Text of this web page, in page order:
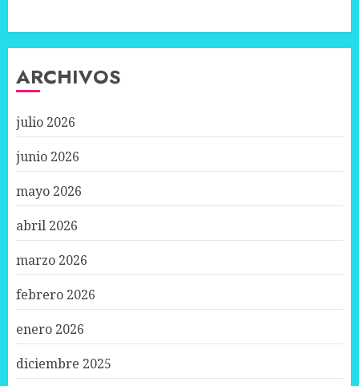
ARCHIVOS
julio 2026
junio 2026
mayo 2026
abril 2026
marzo 2026
febrero 2026
enero 2026
diciembre 2025